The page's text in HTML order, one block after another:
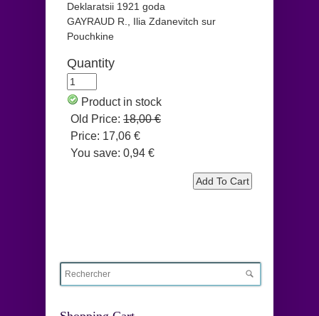
Deklaratsii 1921 goda
GAYRAUD R., Ilia Zdanevitch sur
Pouchkine
Quantity
Product in stock
Old Price: 18,00 €
Price: 17,06 €
You save: 0,94 €